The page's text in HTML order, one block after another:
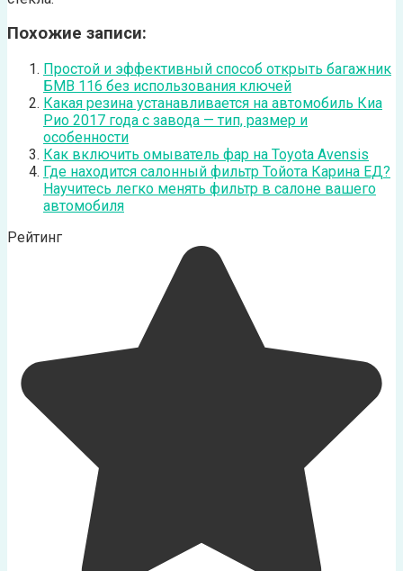
Похожие записи:
Простой и эффективный способ открыть багажник
БМВ 116 без использования ключей
Какая резина устанавливается на автомобиль Киа
Рио 2017 года с завода — тип, размер и
особенности
Как включить омыватель фар на Toyota Avensis
Где находится салонный фильтр Тойота Карина ЕД?
Научитесь легко менять фильтр в салоне вашего
автомобиля
Рейтинг